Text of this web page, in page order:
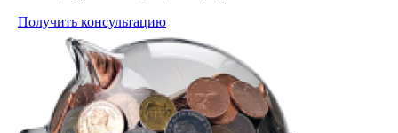
Получить консультацию